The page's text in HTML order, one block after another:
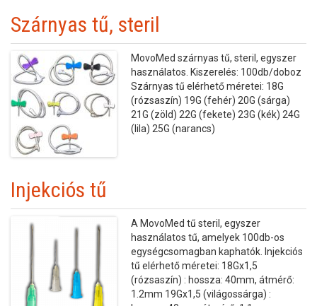
Szárnyas tű, steril
MovoMed szárnyas tű, steril, egyszer
használatos. Kiszerelés: 100db/doboz
Szárnyas tű elérhető méretei: 18G
(rózsaszín) 19G (fehér) 20G (sárga)
21G (zöld) 22G (fekete) 23G (kék) 24G
(lila) 25G (narancs)
Injekciós tű
A MovoMed tű steril, egyszer
használatos tű, amelyek 100db-os
egységcsomagban kaphatók. Injekciós
tű elérhető méretei: 18Gx1,5
(rózsaszín) : hossza: 40mm, átmérő:
1.2mm 19Gx1,5 (világossárga) :